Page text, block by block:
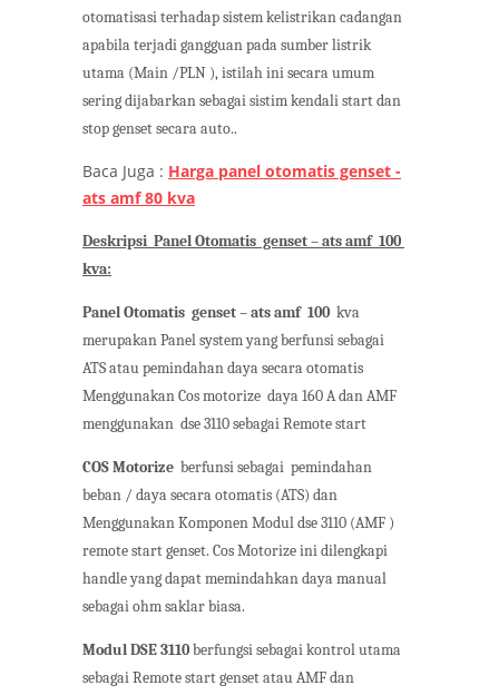
otomatisasi terhadap sistem kelistrikan cadangan
apabila terjadi gangguan pada sumber listrik
utama (Main /PLN ), istilah ini secara umum
sering dijabarkan sebagai sistim kendali start dan
stop genset secara auto..
Baca Juga : Harga panel otomatis genset -
ats amf 80 kva
Deskripsi Panel Otomatis genset – ats amf 100
kva:
Panel Otomatis genset – ats amf 100 kva
merupakan Panel system yang berfunsi sebagai
ATS atau pemindahan daya secara otomatis
Menggunakan Cos motorize daya 160 A dan AMF
menggunakan dse 3110 sebagai Remote start
COS Motorize berfunsi sebagai pemindahan
beban / daya secara otomatis (ATS) dan
Menggunakan Komponen Modul dse 3110 (AMF )
remote start genset. Cos Motorize ini dilengkapi
handle yang dapat memindahkan daya manual
sebagai ohm saklar biasa.
Modul DSE 3110berfungsi sebagai kontrol utama
sebagai Remote start genset atau AMF dan